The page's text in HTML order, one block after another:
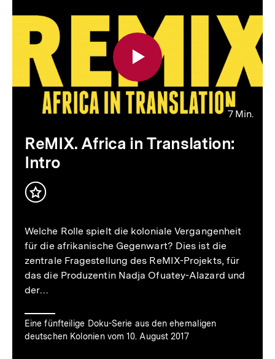
7 Min.
Video
Dauer
7
Min.
ReMIX. Africa in Translation:
Intro
Inhalt
Welche Rolle spielt die koloniale Vergangenheit
für die afrikanische Gegenwart? Dies ist die
zentrale Fragestellung des ReMIX-Projekts, für
das die Produzentin Nadja Ofuatey-Alazard und
der…
Eine fünfteilige Doku-Serie aus den ehemaligen
deutschen Kolonien vom 10. August 2017